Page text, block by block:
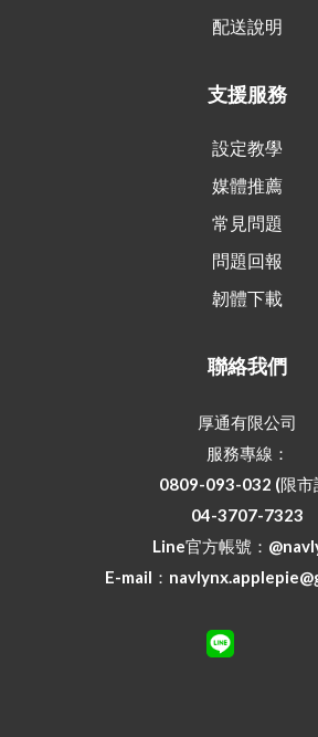
配送說明
支援服務
設定教學
媒體推薦
常見問題
問題回報
韌體下載
聯絡我們
厚通有限公司
服務專線：
0809-093-032 (限市
04-3707-7323
Line官方帳號：
E-mail：